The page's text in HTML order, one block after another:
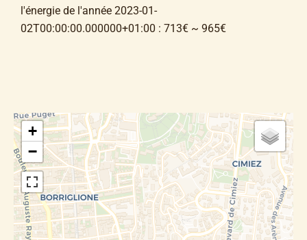
l'énergie de l'année 2023-01-
02T00:00:00.000000+01:00 : 713€ ~ 965€
+
−